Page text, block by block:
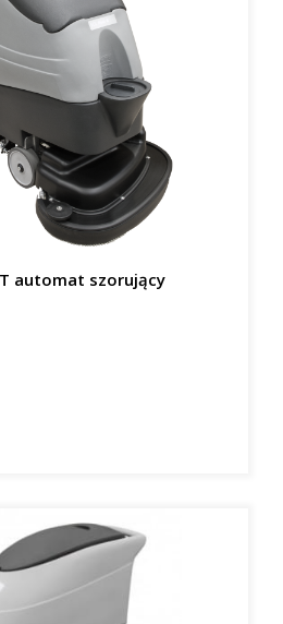
automat szorujący